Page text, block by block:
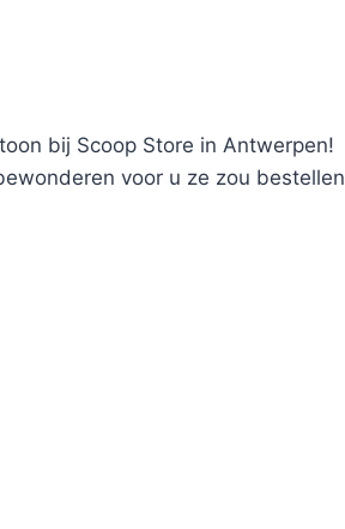
bij Scoop Store in Antwerpen!
voor u ze zou